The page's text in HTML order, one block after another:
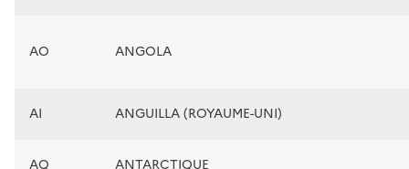
AO ANGOLA
AI ANGUILLA (ROYAUME-UNI)
AQ ANTARCTIQUE